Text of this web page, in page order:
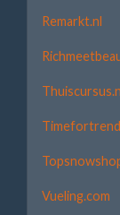
Remarkt.nl
Vueling.com